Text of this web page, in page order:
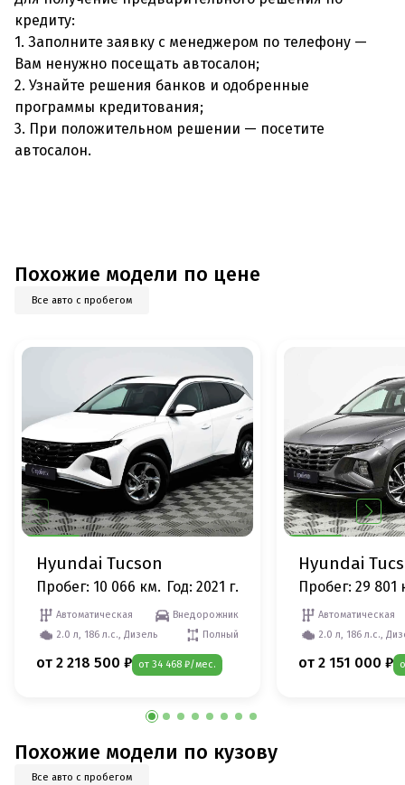
кредиту:
1. Заполните заявку с менеджером по телефону —
Вам ненужно посещать автосалон;
2. Узнайте решения банков и одобренные
программы кредитования;
3. При положительном решении — посетите
автосалон.
Похожие модели по цене
Все авто с пробегом
Hyundai Tucson
Пробег: 10 066 км. Год: 2021 г.
Автоматическая
Внедорожник
2.0 л, 186 л.с., Дизель
Полный
от 2 218 500 ₽ от 34 468 ₽/мес.
Hyundai
Пробег: 29 801
Автоматическая
2.0 л, 186 л.с.,
от 2 151 000 ₽
Похожие модели по кузову
Все авто с пробегом